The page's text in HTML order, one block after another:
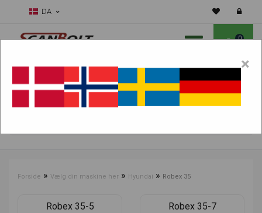
DA
0
Forside » Vælg din maskine her » Hyundai » Robex 35
Robex 35-5 Robex 35-7
×